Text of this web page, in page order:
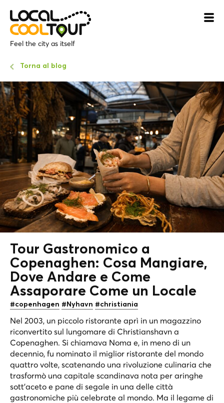
Feel the city as itself
Torna al blog
Tour Gastronomico a
Copenaghen: Cosa Mangiare,
Dove Andare e Come
Assaporare Come un Locale
#copenhagen #Nyhavn #christiania
Nel 2003, un piccolo ristorante aprì in un magazzino
riconvertito sul lungomare di Christianshavn a
Copenaghen. Si chiamava Noma e, in meno di un
decennio, fu nominato il miglior ristorante del mondo
quattro volte, scatenando una rivoluzione culinaria che
trasformò una capitale scandinava nota per aringhe
sott'aceto e pane di segale in una delle città
gastronomiche più celebrate al mondo. Ma il legame di